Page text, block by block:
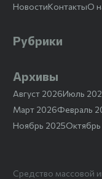
НовостиКонтактыО
Рубрики
Архивы
Август 2026Июль
Март 2026Февраль
Ноябрь 2025
Средство массовой